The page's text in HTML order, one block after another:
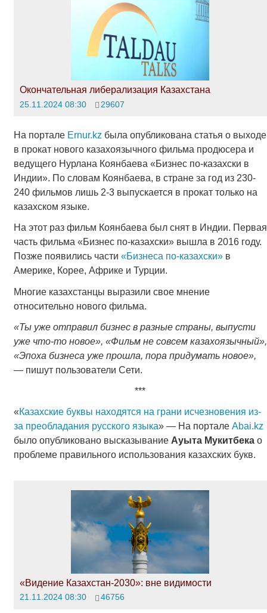
Окончательная либерализация Казахстана
25.11.2024 08:30 29607
На портале Еrnur.kz была опубликована статья о выходе
в прокат нового казахоязычного фильма продюсера и
ведущего Нурлана Коянбаева «Бизнес по-казахски в
Индии». По словам Коянбаева, в стране за год из 230-
240 фильмов лишь 2-3 выпускается в прокат только на
казахском языке.
На этот раз фильм Коянбаева был снят в Индии. Первая
часть фильма «Бизнес по-казахски» вышла в 2016 году.
Позже появились части «Бизнеса по-казахски»в
Америке, Корее, Африке и Турции.
Многие казахстанцы выразили свое мнение
относительно нового фильма.
«Ты уже отправил бизнес в разные страны, выпусти
уже что-то новое», «Фильм не совсем казахоязычный»,
«Эпоха бизнеса уже прошла, пора придумать новое»,
― пишут пользователи Сети.
***
«Казахские буквы находятся на грани исчезновения из-
за преобладания русского языка» — На портале Аbai.kz
было опубликовано высказывание Ауыта Мукитбека о
проблеме правильного использования казахских букв.
«Видение Казахстан-2030»: вне видимости
21.11.2024 08:30 46756